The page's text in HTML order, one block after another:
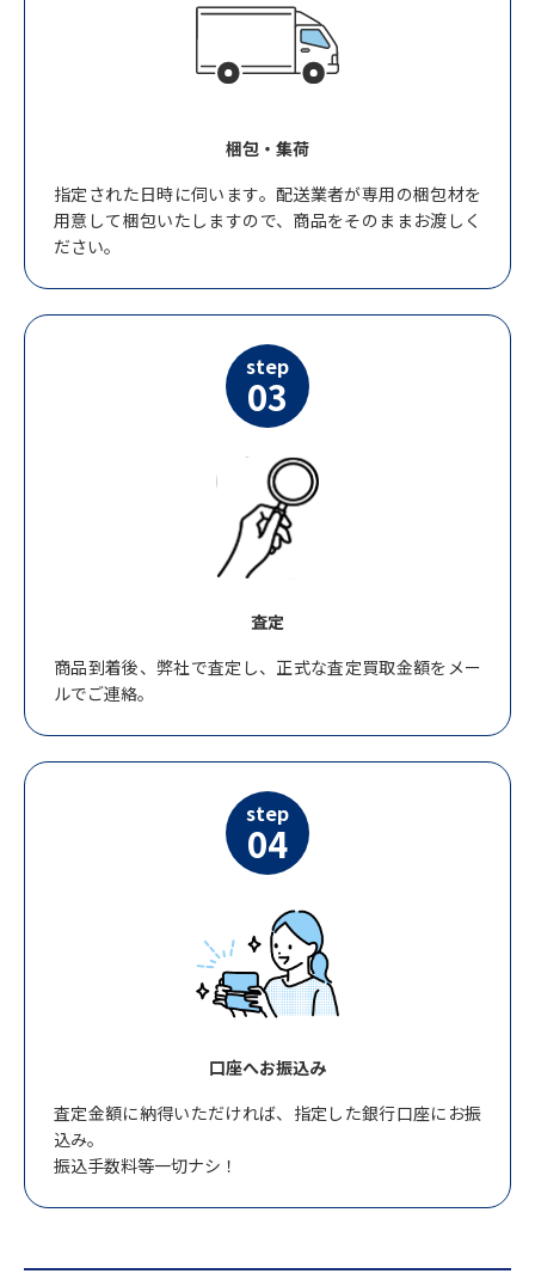
梱包・集荷
指定された日時に伺います。配送業者が専用の梱包材を
用意して梱包いたしますので、商品をそのままお渡しく
ださい。
step
03
査定
商品到着後、弊社で査定し、正式な査定買取金額をメー
ルでご連絡。
step
04
口座へお振込み
査定金額に納得いただければ、指定した銀行口座にお振
込み。
振込手数料等一切ナシ！